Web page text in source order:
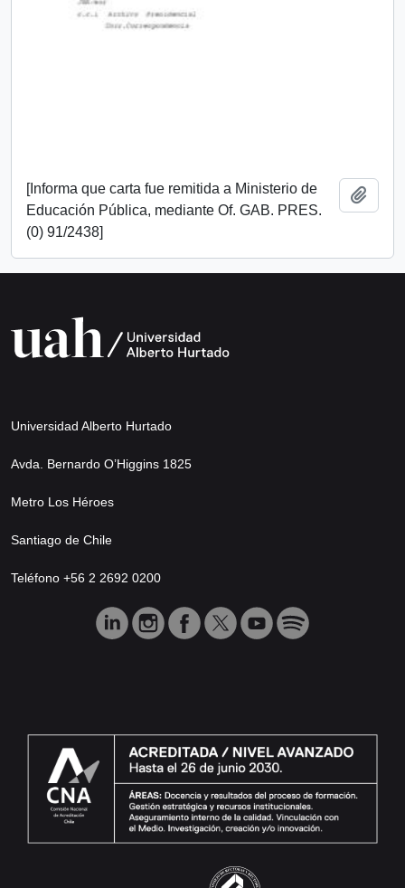
[Informa que carta fue remitida a Ministerio de
Educación Pública, mediante Of. GAB. PRES.
(0) 91/2438]
Universidad Alberto Hurtado
Avda. Bernardo O’Higgins 1825
Metro Los Héroes
Santiago de Chile
Teléfono +56 2 2692 0200